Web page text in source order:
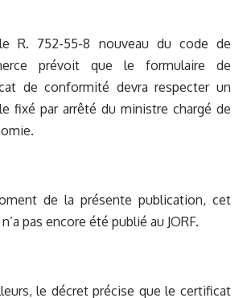
R. 752-55-8 nouveau du code de
prévoit que le formulaire de
de conformité devra respecter un
fixé par arrêté du ministre chargé de
de la présente publication, cet
pas encore été publié au JORF.
le décret précise que le certificat